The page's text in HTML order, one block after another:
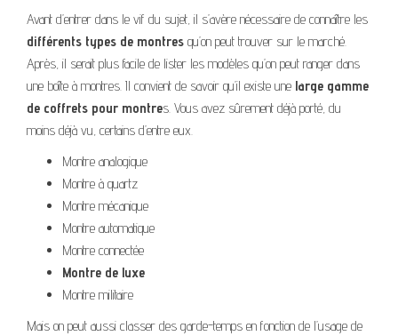
Avant d’entrer dans le vif du sujet, il s’avère nécessaire de connaître les
différents types de montres qu’on peut trouver sur le marché.
Après, il serait plus facile de lister les modèles qu’on peut ranger dans
une boîte à montres. Il convient de savoir qu’il existe une large gamme
de coffrets pour montres. Vous avez sûrement déjà porté, du
moins déjà vu, certains d’entre eux.
Montre analogique
Montre à quartz
Montre mécanique
Montre automatique
Montre connectée
Montre de luxe
Montre militaire
Mais on peut aussi classer des garde-temps en fonction de l’usage de